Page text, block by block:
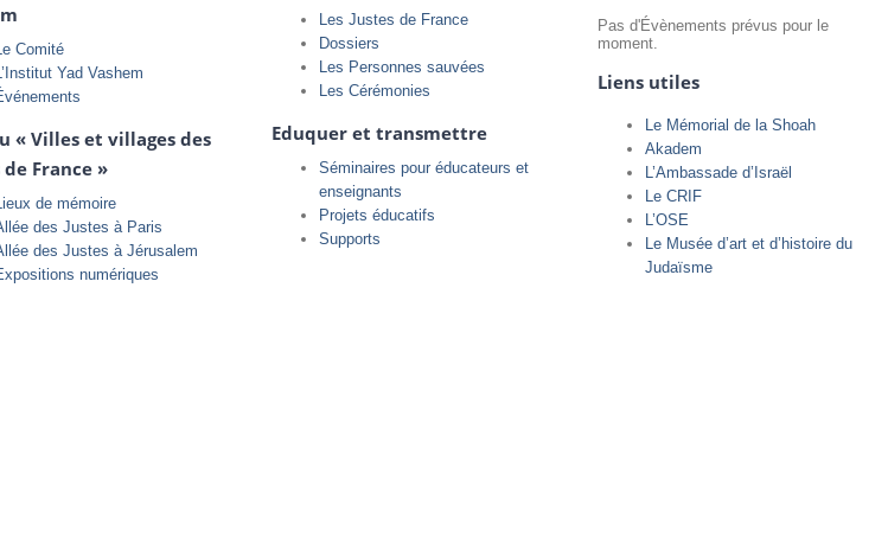
Comité
Yad Vashem
« Villes et villages des
de France »
de mémoire
des Justes à Paris
des Justes à Jérusalem
numériques
Les Justes de France
Dossiers
Les Personnes sauvées
Les Cérémonies
Eduquer et transmettre
Séminaires pour éducateurs et
enseignants
Projets éducatifs
Supports
Pas d'Évènements prévus pour le
moment.
Liens utiles
Le Mémorial de la Shoah
Akadem
L’Ambassade d’Israël
Le CRIF
L’OSE
Le Musée d’art et d’histoire du
Judaïsme